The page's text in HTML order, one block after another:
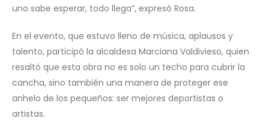
uno sabe esperar, todo llega”, expresó Rosa.
En el evento, que estuvo lleno de música, aplausos y
talento, participó la alcaldesa Marciana Valdivieso, quien
resaltó que esta obra no es solo un techo para cubrir la
cancha, sino también una manera de proteger ese
anhelo de los pequeños: ser mejores deportistas o
artistas.